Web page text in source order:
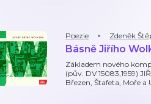
Poezie Zdeněk
Básně Jiřího
Základem nového
(pův. DV 15083,1959)
Březen, Štafeta, Moře